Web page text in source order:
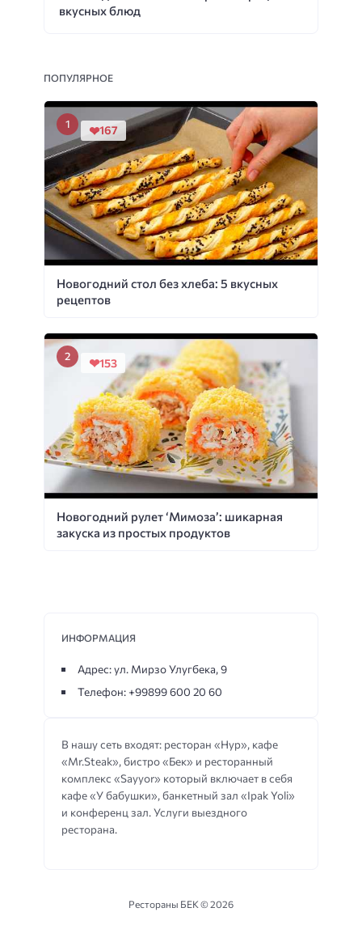
вкусных блюд
ПОПУЛЯРНОЕ
Новогодний стол без хлеба: 5 вкусных
рецептов
167
Новогодний рулет ‘Мимоза’: шикарная
закуска из простых продуктов
153
В нашу сеть входят: ресторан «Нур», кафе
«Mr.Steak», бистро «Бек» и ресторанный
комплекс «Sayyor» который включает в себя
кафе «У бабушки», банкетный зал «Ipak Yoli»
и конференц зал. Услуги выездного
ресторана.
ИНФОРМАЦИЯ
Адрес: ул. Мирзо Улугбека, 9
Телефон: +99899 600 20 60
Рестораны БЕК ©2026